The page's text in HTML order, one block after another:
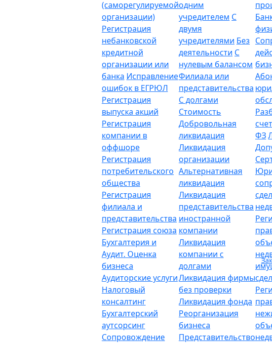
(саморегулируемой
организации)
Регистрация
небанковской
кредитной
организации или
банка Исправление
ошибок в ЕГРЮЛ
Регистрация
выпуска акций
Регистрация
компании в
оффшоре
Регистрация
потребительского
общества
Регистрация
филиала и
представительства
Регистрация союза
Бухгалтерия и
Аудит. Оценка
бизнеса
Аудиторские услуги
Налоговый
консалтинг
Бухгалтерский
аутсорсинг
Сопровождение
одним
учредителем С
двумя
учредителями Без
деятельности С
нулевым балансом
Филиала или
представительства
С долгами
Стоимость
Добровольная
ликвидация
Ликвидация
организации
Альтернативная
ликвидация
Ликвидация
представительства
иностранной
компании
Ликвидация
компании с
долгами
Ликвидация фирмы
без проверки
Ликвидация фонда
Реорганизация
бизнеса
Представительство
ФЗ